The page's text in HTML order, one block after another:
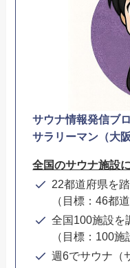
サウナ情報発信ブ
サラリーマン（大阪
全国のサウナ施設
22都道府県を
（目標：46都
全国100施設を
（目標：100施
週6でサウナ（